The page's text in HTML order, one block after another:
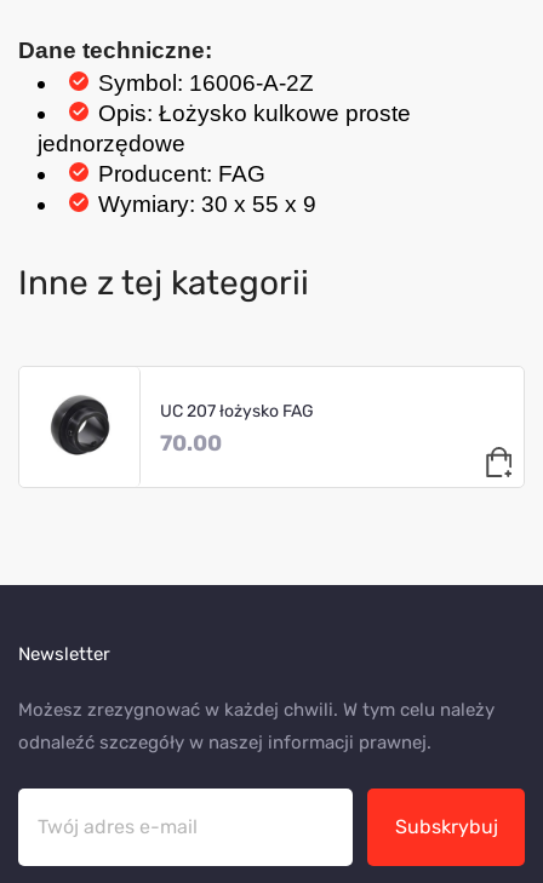
Dane techniczne:
Symbol: 16006-A-2Z
Opis: Łożysko kulkowe proste
jednorzędowe
Producent: FAG
Wymiary: 30 x 55 x 9
Inne z tej kategorii
UC 207 łożysko FAG
70.00
Newsletter
Możesz zrezygnować w każdej chwili. W tym celu należy
odnaleźć szczegóły w naszej informacji prawnej.
Subskrybuj